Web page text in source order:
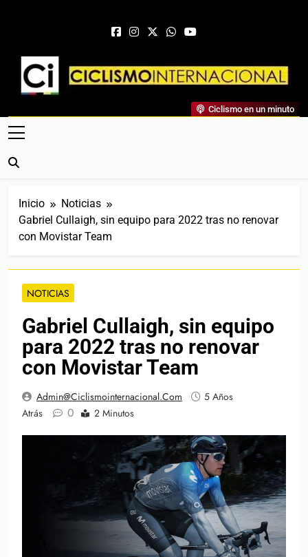
Ciclismo Internacional
Web Dedicada Al Ciclismo Mundial. Entrevistas, Análisis,
Crónicas, Previas Y Más. La Web Ciclista De Referencia.
Ciclismo en un minuto
Inicio
Noticias
Gabriel Cullaigh, sin equipo para 2022 tras no renovar
con Movistar Team
NOTICIAS
Gabriel Cullaigh, sin equipo
para 2022 tras no renovar
con Movistar Team
Admin@ciclismointernacional.com
5 Años
Atrás
0 2 Minutos